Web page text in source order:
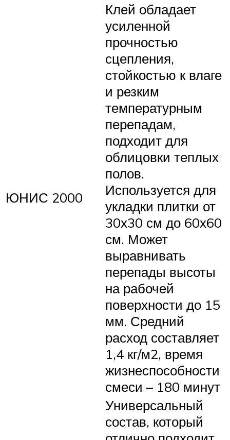
ЮНИС 2000
Клей обладает
усиленной
прочностью
сцепления,
стойкостью к влаге
и резким
температурным
перепадам,
подходит для
облицовки теплых
полов.
Используется для
укладки плитки от
30х30 см до 60х60
см. Может
выравнивать
перепады высоты
на рабочей
поверхности до 15
мм. Средний
расход составляет
1,4 кг/м2, время
жизнеспособности
смеси – 180 минут
Универсальный
состав, который